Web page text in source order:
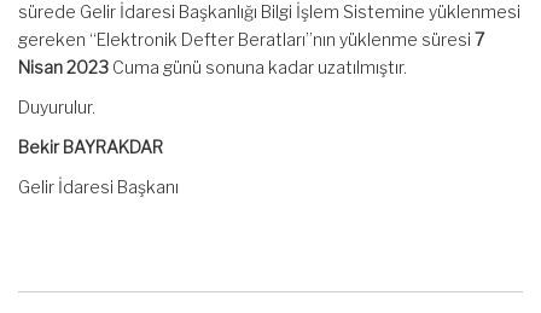
sürede Gelir İdaresi Başkanlığı Bilgi İşlem Sistemine yüklenmesi
gereken “Elektronik Defter Beratları”nın yüklenme süresi 7
Nisan 2023 Cuma günü sonuna kadar uzatılmıştır.
Duyurulur.
Bekir BAYRAKDAR
Gelir İdaresi Başkanı